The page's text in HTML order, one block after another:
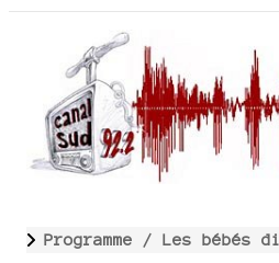
Programme / Les bébés